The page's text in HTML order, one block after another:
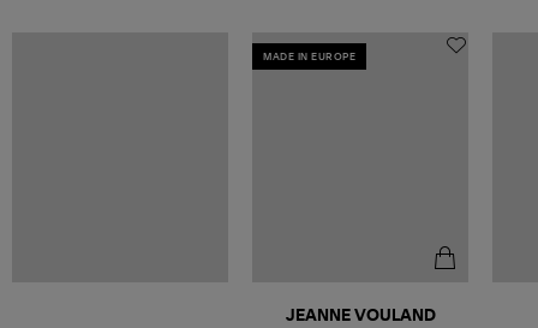
MADE IN EUROPE
JEANNE VOULAND